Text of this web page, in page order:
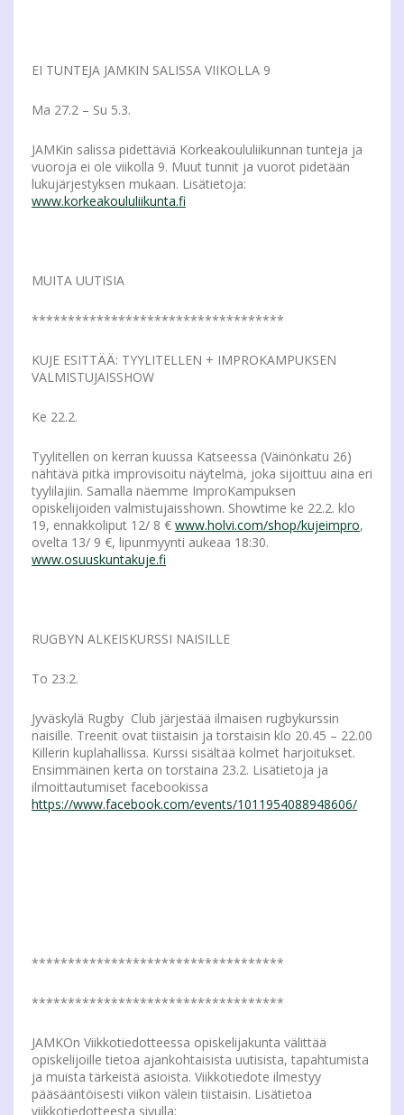
EI TUNTEJA JAMKIN SALISSA VIIKOLLA 9
Ma 27.2 – Su 5.3.
JAMKin salissa pidettäviä Korkeakoululiikunnan tunteja ja
vuoroja ei ole viikolla 9. Muut tunnit ja vuorot pidetään
lukujärjestyksen mukaan. Lisätietoja:
www.korkeakoululiikunta.fi
MUITA UUTISIA
***********************************
KUJE ESITTÄÄ: TYYLITELLEN + IMPROKAMPUKSEN
VALMISTUJAISSHOW
Ke 22.2.
Tyylitellen on kerran kuussa Katseessa (Väinönkatu 26)
nähtävä pitkä improvisoitu näytelmä, joka sijoittuu aina eri
tyylilajiin. Samalla näemme ImproKampuksen
opiskelijoiden valmistujaisshown. Showtime ke 22.2. klo
19, ennakkoliput 12/ 8 € www.holvi.com/shop/kujeimpro,
ovelta 13/ 9 €, lipunmyynti aukeaa 18:30.
www.osuuskuntakuje.fi
RUGBYN ALKEISKURSSI NAISILLE
To 23.2.
Jyväskylä Rugby Club järjestää ilmaisen rugbykurssin
naisille. Treenit ovat tiistaisin ja torstaisin klo 20.45 – 22.00
Killerin kuplahallissa. Kurssi sisältää kolmet harjoitukset.
Ensimmäinen kerta on torstaina 23.2. Lisätietoja ja
ilmoittautumiset facebookissa
https://www.facebook.com/events/1011954088948606/
***********************************
***********************************
JAMKOn Viikkotiedotteessa opiskelijakunta välittää
opiskelijoille tietoa ajankohtaisista uutisista, tapahtumista
ja muista tärkeistä asioista. Viikkotiedote ilmestyy
pääsääntöisesti viikon välein tiistaisin. Lisätietoa
viikkotiedotteesta sivulla: